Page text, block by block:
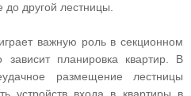
другой лестницы.
важную роль в секционном
планировка квартир. В
размещение лестницы